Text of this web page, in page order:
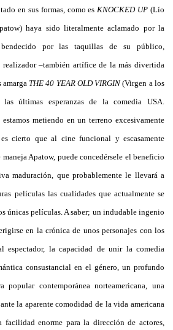
en sus formas, como es KNOCKED UP (Lío
haya sido literalmente aclamado por la
por las taquillas de su público,
–también artífice de la más divertida
THE 40 YEAR OLD VIRGIN (Virgen a los
últimas esperanzas de la comedia USA.
metiendo en un terreno excesivamente
cierto que al cine funcional y escasamente
Apatow, puede concedérsele el beneficio
maduración, que probablemente le llevará a
películas las cualidades que actualmente se
únicas películas. A saber; un indudable ingenio
en la crónica de unos personajes con los
espectador, la capacidad de unir la comedia
consustancial en el género, un profundo
contemporánea norteamericana, una
la aparente comodidad de la vida americana
enorme para la dirección de actores,